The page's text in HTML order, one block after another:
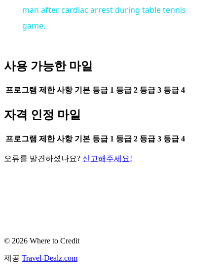
man after cardiac arrest during table tennis
game.
사용 가능한 마일
프로그램 제한 사항 기본 등급 1 등급 2 등급 3 등급 4
자격 인정 마일
프로그램 제한 사항 기본 등급 1 등급 2 등급 3 등급 4
오류를 발견하셨나요? 신고해주세요!
© 2026 Where to Credit
제공 Travel-Dealz.com